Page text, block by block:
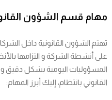
مهام قسم الشؤون
تهتم الشؤون القانونية داخل
على أنشطة الشركة و التزامها
المسؤوليات اليومية بشكل دقيق
القانوني بانتظام، إليك أبرز المهام: